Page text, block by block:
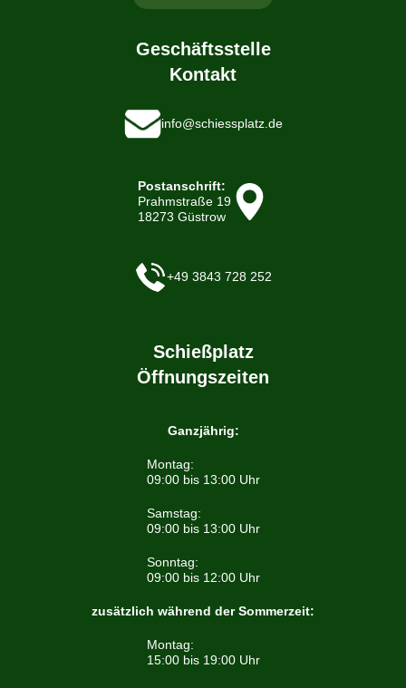
Geschäftsstelle
Kontakt
info@schiessplatz.de
Postanschrift:
Prahmstraße 19
18273 Güstrow
+49 3843 728 252
Schießplatz
Öffnungszeiten
Ganzjährig:
Montag:
09:00 bis 13:00 Uhr
Samstag:
09:00 bis 13:00 Uhr
Sonntag:
09:00 bis 12:00 Uhr
zusätzlich während der Sommerzeit:
Montag:
15:00 bis 19:00 Uhr